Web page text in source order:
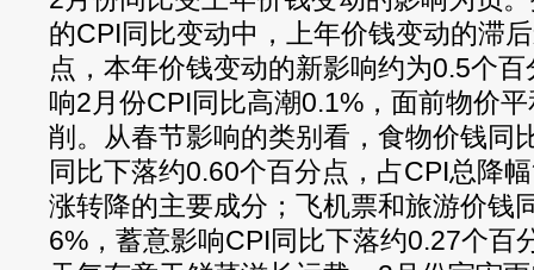
的CPI同比变动中，上年价钱变动的滞
点，本年价钱变动的新影响约为0.5个
响2月份CPI同比高潮0.1%，面前物价
削。从春节影响的类别看，食物价钱同
同比下落约0.60个百分点，占CPI总降
涨转降的主要成分；飞机票和旅游价钱
6%，蓄意影响CPI同比下落约0.27个百